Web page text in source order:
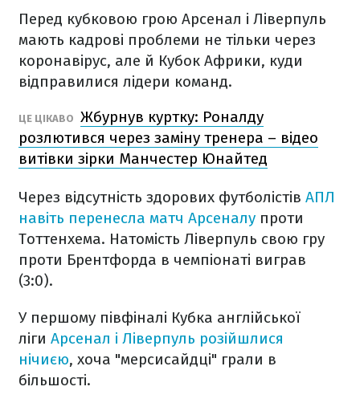
Перед кубковою грою Арсенал і Ліверпуль
мають кадрові проблеми не тільки через
коронавірус, але й Кубок Африки, куди
відправилися лідери команд.
ЦЕ ЦІКАВО Жбурнув куртку: Роналду
розлютився через заміну тренера – відео
витівки зірки Манчестер Юнайтед
Через відсутність здорових футболістів АПЛ
навіть перенесла матч Арсеналу проти
Тоттенхема. Натомість Ліверпуль свою гру
проти Брентфорда в чемпіонаті виграв
(3:0).
У першому півфіналі Кубка англійської
ліги Арсенал і Ліверпуль розійшлися
нічиєю, хоча "мерсисайдці" грали в
більшості.